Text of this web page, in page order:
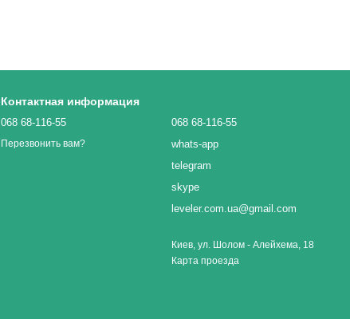
Контактная информация
068 68-116-55
Перезвонить вам?
068 68-116-55
whats-app
telegram
skype
leveler.com.ua@gmail.com
Киев, ул. Шолом - Алейхема, 18
Карта проезда